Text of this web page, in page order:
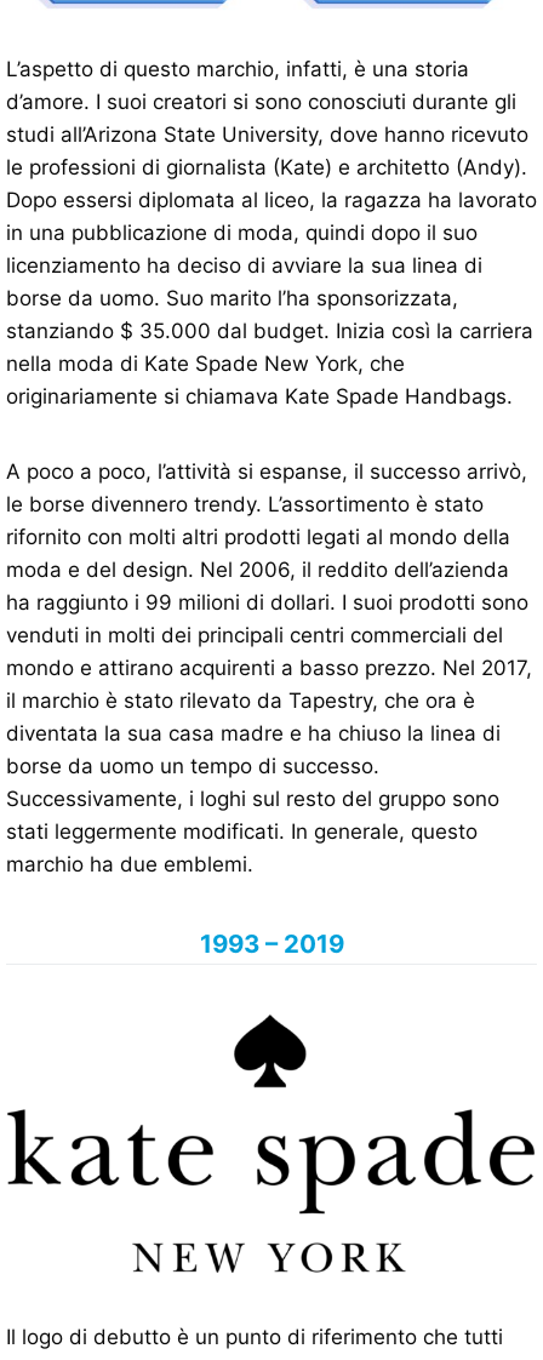
L’aspetto di questo marchio, infatti, è una storia
d’amore. I suoi creatori si sono conosciuti durante gli
studi all’Arizona State University, dove hanno ricevuto
le professioni di giornalista (Kate) e architetto (Andy).
Dopo essersi diplomata al liceo, la ragazza ha lavorato
in una pubblicazione di moda, quindi dopo il suo
licenziamento ha deciso di avviare la sua linea di
borse da uomo. Suo marito l’ha sponsorizzata,
stanziando $ 35.000 dal budget. Inizia così la carriera
nella moda di Kate Spade New York, che
originariamente si chiamava Kate Spade Handbags.
A poco a poco, l’attività si espanse, il successo arrivò,
le borse divennero trendy. L’assortimento è stato
rifornito con molti altri prodotti legati al mondo della
moda e del design. Nel 2006, il reddito dell’azienda
ha raggiunto i 99 milioni di dollari. I suoi prodotti sono
venduti in molti dei principali centri commerciali del
mondo e attirano acquirenti a basso prezzo. Nel 2017,
il marchio è stato rilevato da Tapestry, che ora è
diventata la sua casa madre e ha chiuso la linea di
borse da uomo un tempo di successo.
Successivamente, i loghi sul resto del gruppo sono
stati leggermente modificati. In generale, questo
marchio ha due emblemi.
1993 – 2019
Il logo di debutto è un punto di riferimento che tutti